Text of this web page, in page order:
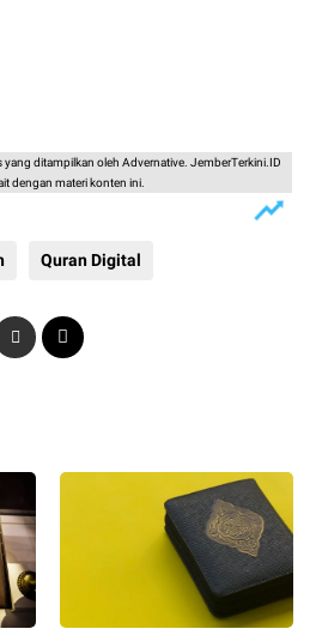
ditampilkan oleh Advernative. JemberTerkini.ID
dengan materi konten ini.
Quran Digital